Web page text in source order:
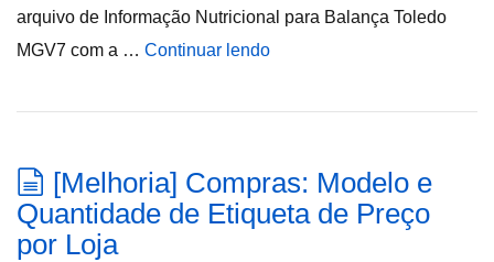
arquivo de Informação Nutricional para Balança Toledo
MGV7 com a … Continuar lendo
[Melhoria] Compras: Modelo e
Quantidade de Etiqueta de Preço
por Loja